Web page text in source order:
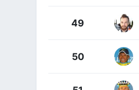
49
50